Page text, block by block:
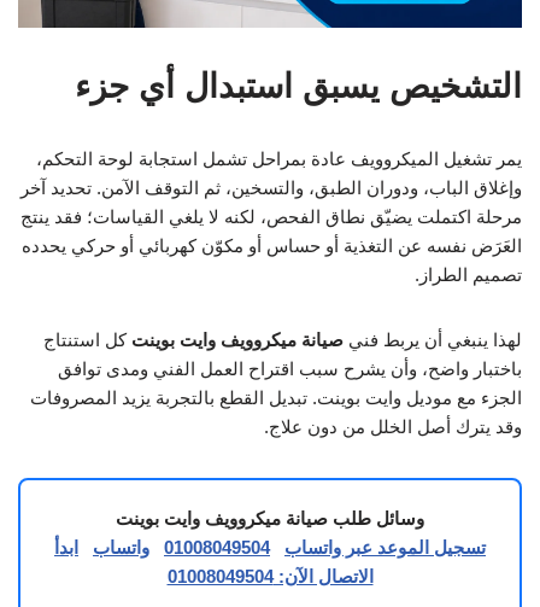
التشخيص يسبق استبدال أي جزء
يمر تشغيل الميكروويف عادة بمراحل تشمل استجابة لوحة التحكم،
وإغلاق الباب، ودوران الطبق، والتسخين، ثم التوقف الآمن. تحديد آخر
مرحلة اكتملت يضيّق نطاق الفحص، لكنه لا يلغي القياسات؛ فقد ينتج
العَرَض نفسه عن التغذية أو حساس أو مكوّن كهربائي أو حركي يحدده
تصميم الطراز.
لهذا ينبغي أن يربط فني صيانة ميكروويف وايت بوينت كل استنتاج
باختبار واضح، وأن يشرح سبب اقتراح العمل الفني ومدى توافق
الجزء مع موديل وايت بوينت. تبديل القطع بالتجربة يزيد المصروفات
وقد يترك أصل الخلل من دون علاج.
وسائل طلب صيانة ميكروويف وايت بوينت
تسجيل الموعد عبر واتساب
01008049504 واتساب
ابدأ
الاتصال الآن: 01008049504